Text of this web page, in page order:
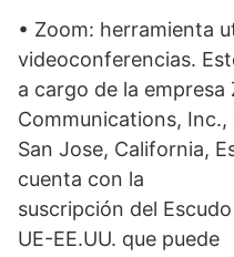
• Zoom: herramienta
videoconferencias.
a cargo de la empresa
Communications, Inc.,
San Jose, California,
cuenta con la
suscripción del
UE-EE.UU. que puede